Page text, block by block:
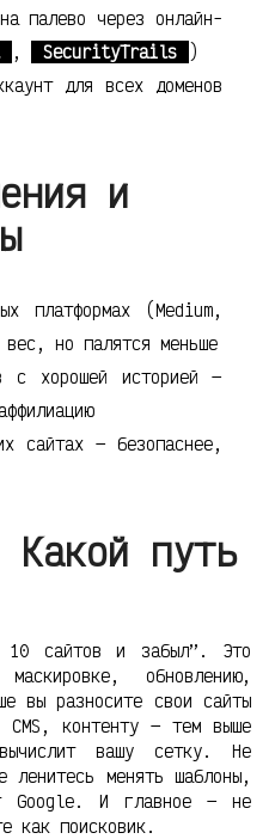
палево через онлайн-
, SecurityTrails
)
для всех доменов
и
платформах (Medium,
но палятся меньше
с хорошей историей —
сайтах — безопаснее,
Какой путь
10 сайтов и забыл”. Это
обновлению,
вы разносите свои сайты
контенту — тем выше
вашу сетку. Не
ленитесь менять шаблоны,
Google. И главное — не
как поисковик.